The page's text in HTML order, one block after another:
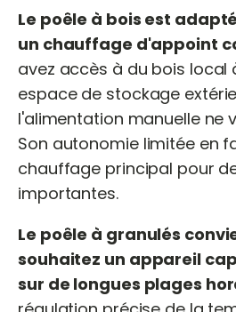
Le poêle à bois est
un chauffage d'appoint
avez accès à du bois local
espace de stockage
l'alimentation manuelle ne
Son autonomie limitée en
chauffage principal pour
importantes.
Le poêle à granulés
souhaitez un appareil
sur de longues plages